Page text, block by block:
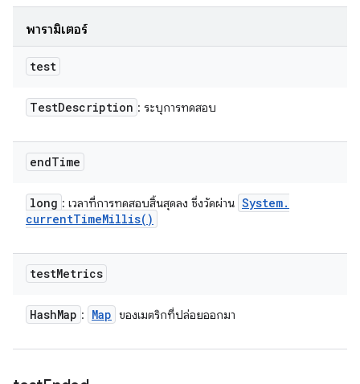
พารามิเตอร์
test
TestDescription : ระบุการทดสอบ
endTime
long : เวลาที่การทดสอบสิ้นสุดลง ซึ่งวัดผ่าน System.
currentTimeMillis( )
testMetrics
HashMap : Map ของเมตริกที่ปล่อยออกมา